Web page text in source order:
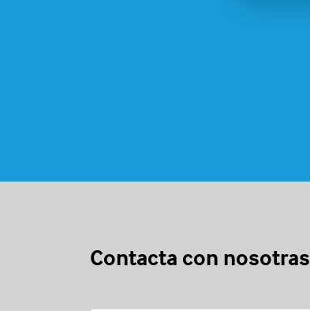
Contacta con nosotras